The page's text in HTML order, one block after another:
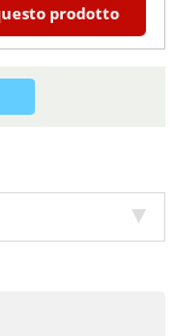
prodotto